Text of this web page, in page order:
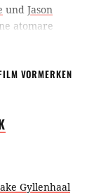
und Jason
atomare
in The
Willis und
ebenfalls
VORMERKEN
Gyllenhaal